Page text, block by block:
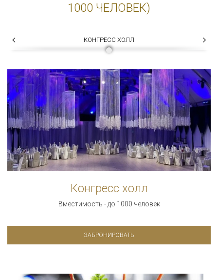
1000 ЧЕЛОВЕК)
КОНГРЕСС ХОЛЛ
Конгресс холл
Вместимость - до 1000 человек
ЗАБРОНИРОВАТЬ